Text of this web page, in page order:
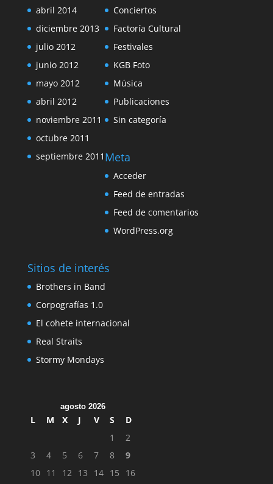
abril 2014
diciembre 2013
julio 2012
junio 2012
mayo 2012
abril 2012
noviembre 2011
octubre 2011
septiembre 2011
Conciertos
Factoría Cultural
Festivales
KGB Foto
Música
Publicaciones
Sin categoría
Meta
Acceder
Feed de entradas
Feed de comentarios
WordPress.org
Sitios de interés
Brothers in Band
Corpografías 1.0
El cohete internacional
Real Straits
Stormy Mondays
agosto 2026
L M X J V S
D
1
2
3
4 5 6 7 8
9
10 11 12 13 14 15 16